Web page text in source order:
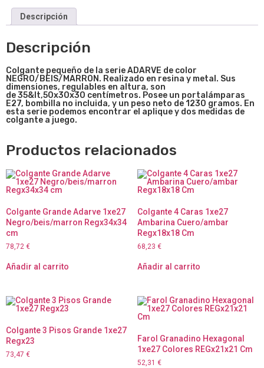
Descripción
Descripción
Colgante pequeño de la serie ADARVE de color
NEGRO/BEIS/MARRON. Realizado en resina y metal. Sus
dimensiones, regulables en altura, son
de 35&lt,50x30x30 centímetros. Posee un portalámparas
E27, bombilla no incluida, y un peso neto de 1230 gramos. En
esta serie podemos encontrar el aplique y dos medidas de
colgante a juego.
Productos relacionados
Colgante Grande Adarve 1xe27
Negro/beis/marron Regx34x34
cm
78,72 €
Añadir al carrito
Colgante 4 Caras 1xe27
Ambarina Cuero/ambar
Regx18x18 Cm
68,23 €
Añadir al carrito
Colgante 3 Pisos Grande 1xe27
Regx23
73,47 €
Farol Granadino Hexagonal
1xe27 Colores REGx21x21 Cm
52,31 €